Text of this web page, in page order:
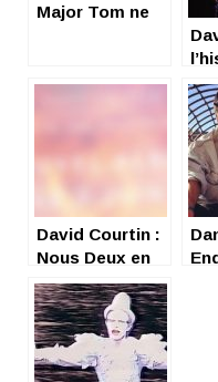
Major Tom ne
David Courtin :
Nous Deux en
mode X